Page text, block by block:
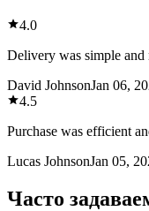
4.0
Delivery was simple and
David JohnsonJan 06,
4.5
Purchase was efficient
Lucas JohnsonJan 05,
Часто